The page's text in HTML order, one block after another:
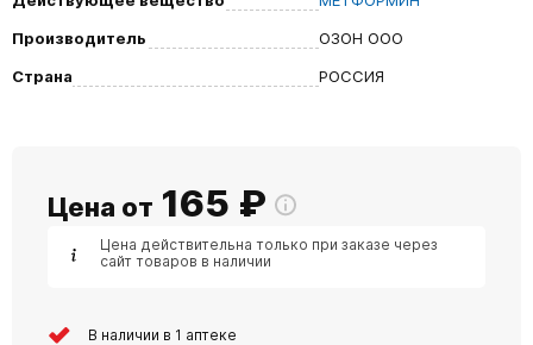
Производитель
ОЗОН ООО
Страна
РОССИЯ
Цена от 165 ₽
Цена действительна только при заказе через
сайт товаров в наличии
В наличии в 1 аптеке